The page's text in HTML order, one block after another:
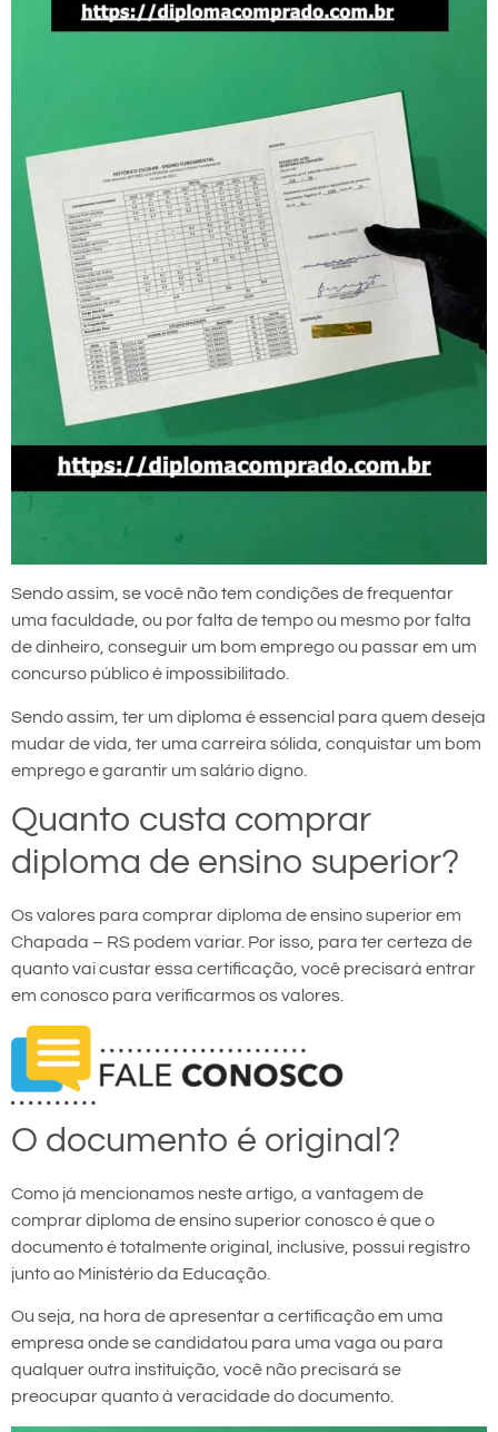
Sendo assim, se você não tem condições de frequentar
uma faculdade, ou por falta de tempo ou mesmo por falta
de dinheiro, conseguir um bom emprego ou passar em um
concurso público é impossibilitado.
Sendo assim, ter um diploma é essencial para quem deseja
mudar de vida, ter uma carreira sólida, conquistar um bom
emprego e garantir um salário digno.
Quanto custa comprar
diploma de ensino superior?
Os valores para comprar diploma de ensino superior em
Chapada – RS podem variar. Por isso, para ter certeza de
quanto vai custar essa certificação, você precisará entrar
em conosco para verificarmos os valores.
O documento é original?
Como já mencionamos neste artigo, a vantagem de
comprar diploma de ensino superior conosco é que o
documento é totalmente original, inclusive, possui registro
junto ao Ministério da Educação.
Ou seja, na hora de apresentar a certificação em uma
empresa onde se candidatou para uma vaga ou para
qualquer outra instituição, você não precisará se
preocupar quanto à veracidade do documento.